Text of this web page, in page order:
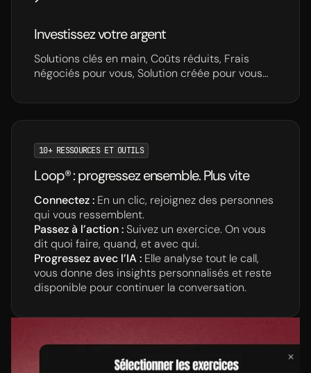
Investissez votre argent
Solutions clés en main, Coûts réduits, Frais
négociés pour vous, Solution créée pour vous…
10+ RESSOURCES ET OUTILS
Loop® : progressez ensemble. Plus vite
Connectez : En un clic, rejoignez des personnes
qui vous ressemblent.
Passez à l’action :Suivez un exercice. On vous
dit quoi faire, quand, et avec qui.
Progressez avec l’IA : Elle analyse tout le call,
vous donne des insights personnalisés et reste
disponible pour continuer la conversation.